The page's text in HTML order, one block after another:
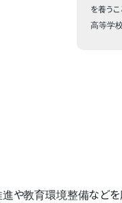
を養う
高等学校
や​教育環境整備など